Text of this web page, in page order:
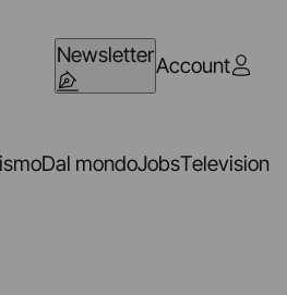
NewsletterAccount
Dal mondoJobsTelevision